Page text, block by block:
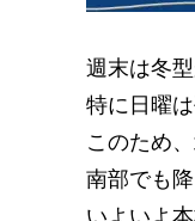
週末は冬型
特に日曜
このため
南部でも